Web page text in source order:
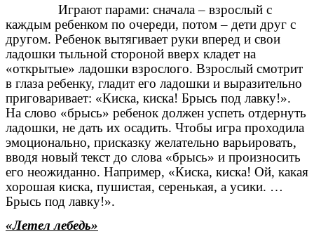
Играют парами: сначала – взрослый с
каждым ребенком по очереди, потом – дети друг с
другом. Ребенок вытягивает руки вперед и свои
ладошки тыльной стороной вверх кладет на
«открытые» ладошки взрослого. Взрослый смотрит
в глаза ребенку, гладит его ладошки и выразительно
приговаривает: «Киска, киска! Брысь под лавку!».
На слово «брысь» ребенок должен успеть отдернуть
ладошки, не дать их осадить. Чтобы игра проходила
эмоционально, присказку желательно варьировать,
вводя новый текст до слова «брысь» и произносить
его неожиданно. Например, «Киска, киска! Ой, какая
хорошая киска, пушистая, серенькая, а усики. …
Брысь под лавку!».
«Летел лебедь»